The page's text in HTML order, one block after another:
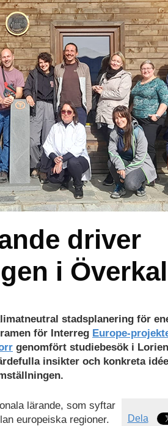
driver
i
stadsplanering för
för Interreg Europe-
genomfört studiebesök i
insikter och konkreta
Dela
lärande, som syftar
europeiska regioner.